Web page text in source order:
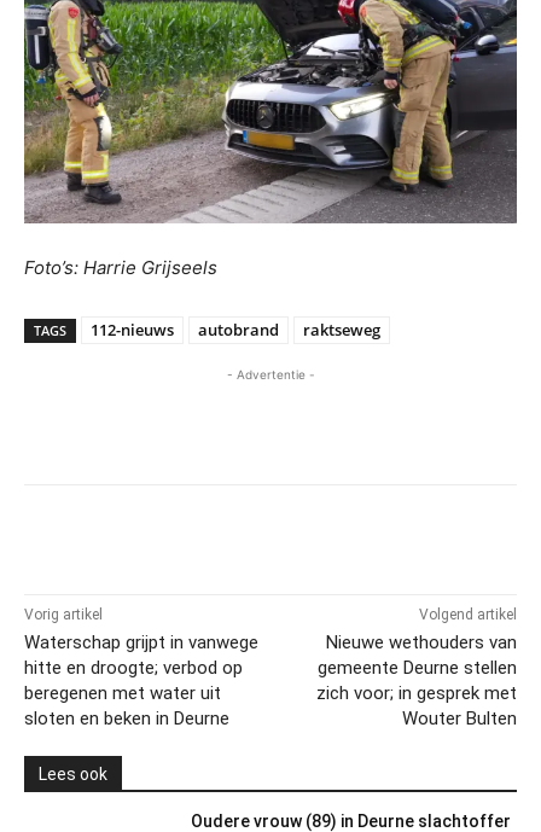
Foto’s: Harrie Grijseels
TAGS 112-nieuws autobrand raktseweg
- Advertentie -
Vorig artikel
Waterschap grijpt in vanwege
hitte en droogte; verbod op
beregenen met water uit
sloten en beken in Deurne
Volgend artikel
Nieuwe wethouders van
gemeente Deurne stellen
zich voor; in gesprek met
Wouter Bulten
Lees ook
Oudere vrouw (89) in Deurne slachtoffer